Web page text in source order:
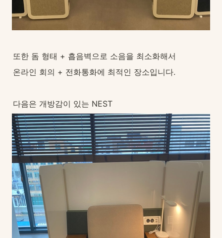
또한 돔 형태 + 흡음벽으로 소음을 최소화해서
온라인 회의 + 전화통화에 최적인 장소입니다.
다음은 개방감이 있는 NEST